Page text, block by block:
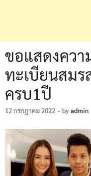
ขอแสดงคว
ทะเบียนสมร
ครบ1ปี
12 กรกฎาคม 2022 - byadmin